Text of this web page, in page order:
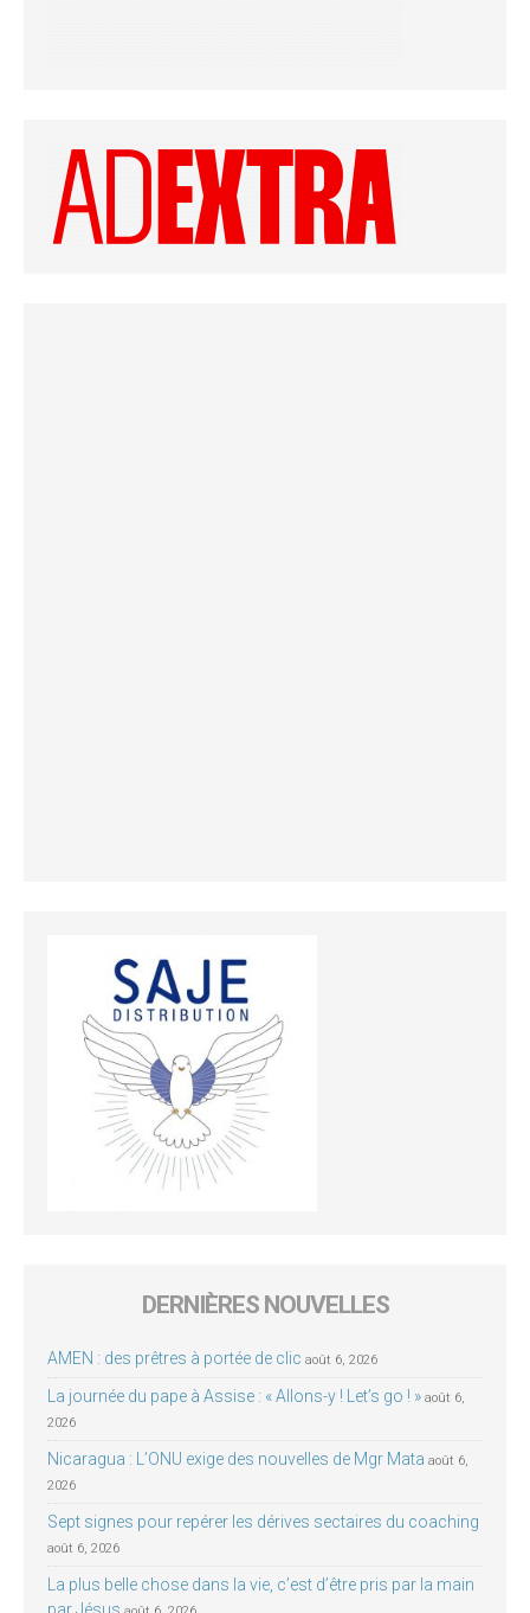
DERNIÈRES NOUVELLES
AMEN : des prêtres à portée de clic août 6, 2026
La journée du pape à Assise : « Allons-y ! Let’s go ! » août 6,
2026
Nicaragua : L’ONU exige des nouvelles de Mgr Mata août 6,
2026
Sept signes pour repérer les dérives sectaires du coaching
août 6, 2026
La plus belle chose dans la vie, c’est d’être pris par la main
par Jésus